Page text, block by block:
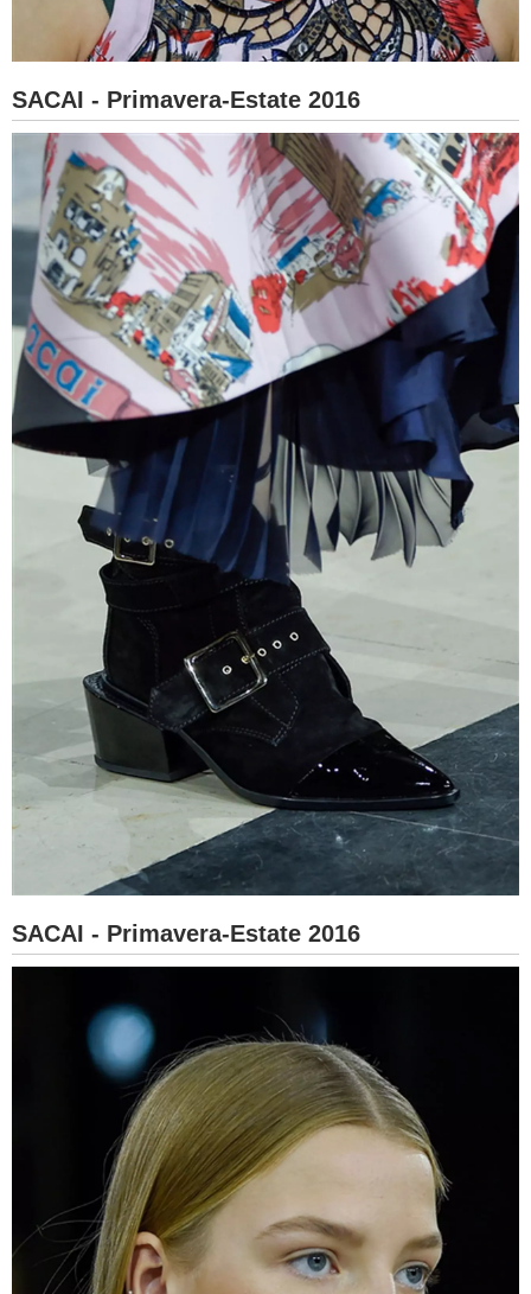
SACAI - Primavera-Estate 2016
SACAI - Primavera-Estate 2016